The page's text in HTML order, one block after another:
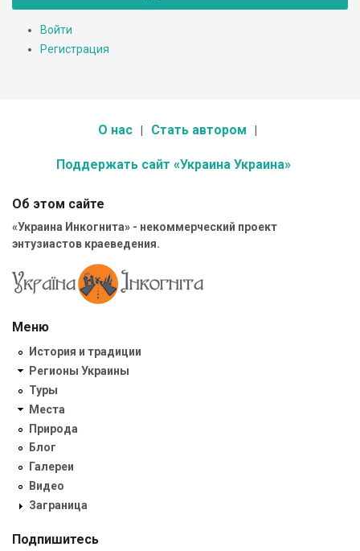
Войти
Регистрация
О нас Стать автором
Поддержать сайт «Украина Украина»
Об этом сайте
«Украина Инкогнита» - некоммерческий проект
энтузиастов краеведения.
Меню
История и традиции
Регионы Украины
Туры
Места
Природа
Блог
Галереи
Видео
Заграница
Подпишитесь